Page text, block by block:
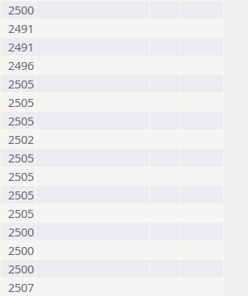
2500
2491
2491
2496
2505
2505
2505
2502
2505
2505
2505
2505
2500
2500
2500
2507